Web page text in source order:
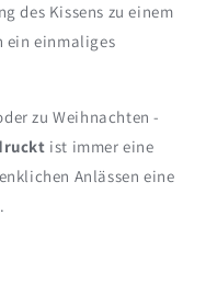
des Kissens zu einem
ein einmaliges
zu Weihnachten -
ist immer eine
Anlässen eine